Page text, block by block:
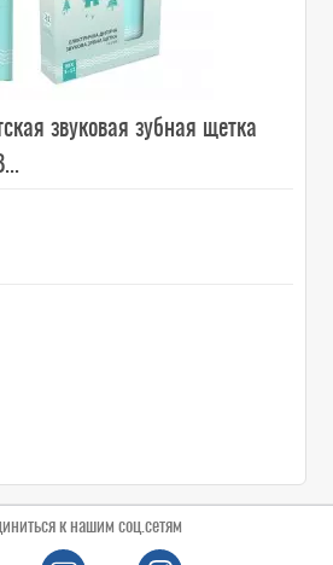
звуковая зубная щетка
к нашим соц.сетям